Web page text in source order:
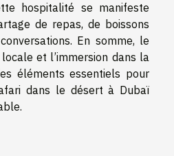
hospitalité se manifeste
de repas, de boissons
En somme, le
et l’immersion dans la
éléments essentiels pour
dans le désert à Dubaï